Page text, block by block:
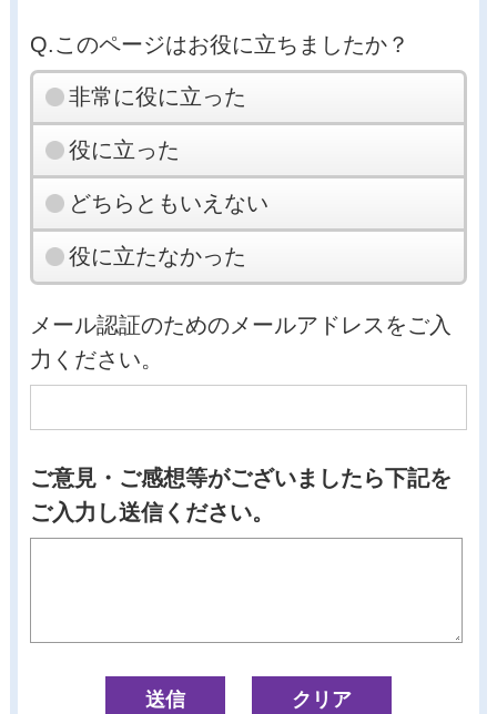
Q.このページはお役に立ちましたか？
非常に役に立った
役に立った
どちらともいえない
役に立たなかった
メール認証のためのメールアドレスをご入
力ください。
ご意見・ご感想等がございましたら下記を
ご入力し送信ください。